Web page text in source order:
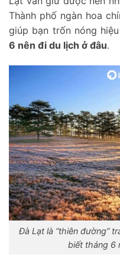
Thành phố ngàn hoa
giúp bạn trốn nóng
6 nên đi du lịch ở đâu.
Đà Lạt là “thiên đường”
biết tháng 6